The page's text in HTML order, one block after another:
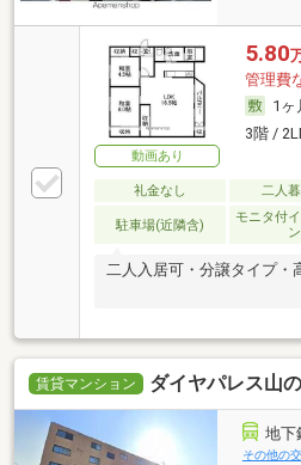
動画あり
5.80
管理費
1ヶ
3階 /
礼金なし 二人
駐車場(近隣含)
モニタ付
ン
二人入居可・分譲タイプ・
賃貸マンション ダイヤパレス山
地下
その他の